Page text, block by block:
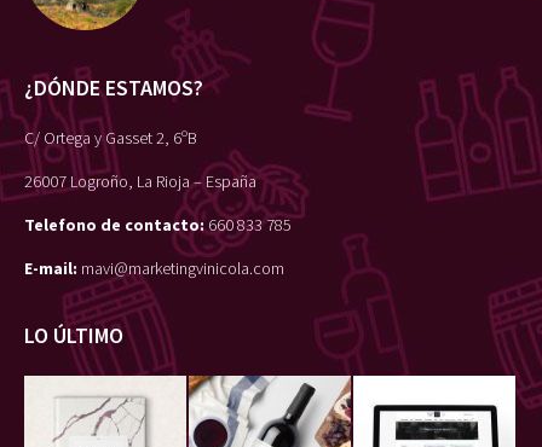
¿DÓNDE ESTAMOS?
C/ Ortega y Gasset 2, 6ºB
26007 Logroño, La Rioja – España
Telefono de contacto:660 833 785
E-mail: mavi@marketingvinicola.com
LO ÚLTIMO